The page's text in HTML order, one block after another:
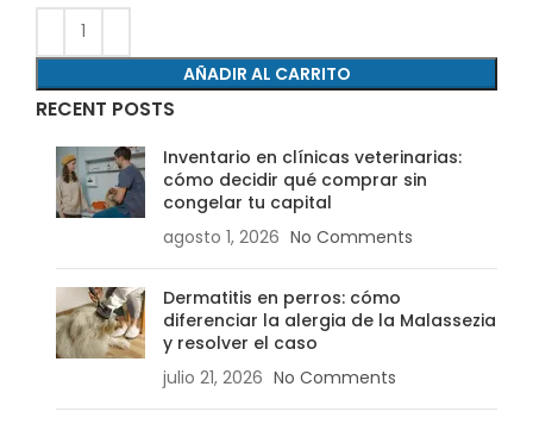
AÑADIR AL CARRITO
RECENT POSTS
Inventario en clínicas veterinarias:
cómo decidir qué comprar sin
congelar tu capital
agosto 1, 2026 No Comments
Dermatitis en perros: cómo
diferenciar la alergia de la Malassezia
y resolver el caso
julio 21, 2026 No Comments